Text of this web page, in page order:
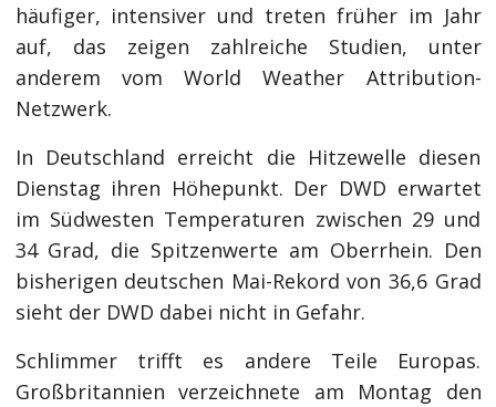
häufiger, intensiver und treten früher im Jahr
auf, das zeigen zahlreiche Studien, unter
anderem vom World Weather Attribution-
Netzwerk.
In Deutschland erreicht die Hitzewelle diesen
Dienstag ihren Höhepunkt. Der DWD erwartet
im Südwesten Temperaturen zwischen 29 und
34 Grad, die Spitzenwerte am Oberrhein. Den
bisherigen deutschen Mai-Rekord von 36,6 Grad
sieht der DWD dabei nicht in Gefahr.
Schlimmer trifft es andere Teile Europas.
Großbritannien verzeichnete am Montag den